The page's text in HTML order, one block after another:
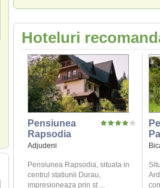
Hoteluri
Pensiunea
Rapsodia
Adjudeni
Pensiunea Rapsodia, situata in
centrul statiunii Durau,
impresioneaza prin st ...